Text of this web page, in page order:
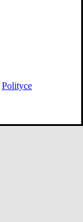
Polityce